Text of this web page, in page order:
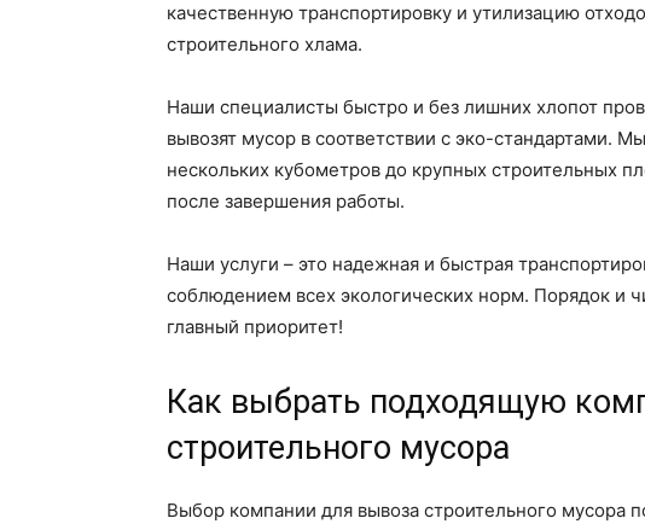
качественную транспортировку и утилизацию
строительного хлама.
Наши специалисты быстро и без лишних хлопот
вывозят мусор в соответствии с эко-стандартами.
нескольких кубометров до крупных строительных
после завершения работы.
Наши услуги – это надежная и быстрая
соблюдением всех экологических норм. Порядок и
главный приоритет!
Как выбрать подходящую
строительного мусора
Выбор компании для вывоза строительного мусора